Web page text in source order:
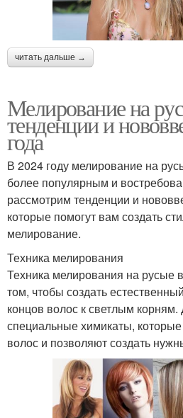
читать дальше →
Мелирование на
тенденции и
года
В 2024 году мелирование на
более популярным и
рассмотрим тенденции и
которые помогут вам создать
мелирование.
Техника мелирования
Техника мелирования на русые
том, чтобы создать
концов волос к светлым корням.
специальные химикаты,
волос и позволяют создать